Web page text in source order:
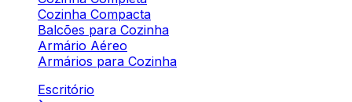
Cozinha Compacta
Balcões para Cozinha
Armário Aéreo
Armários para Cozinha
Escritório